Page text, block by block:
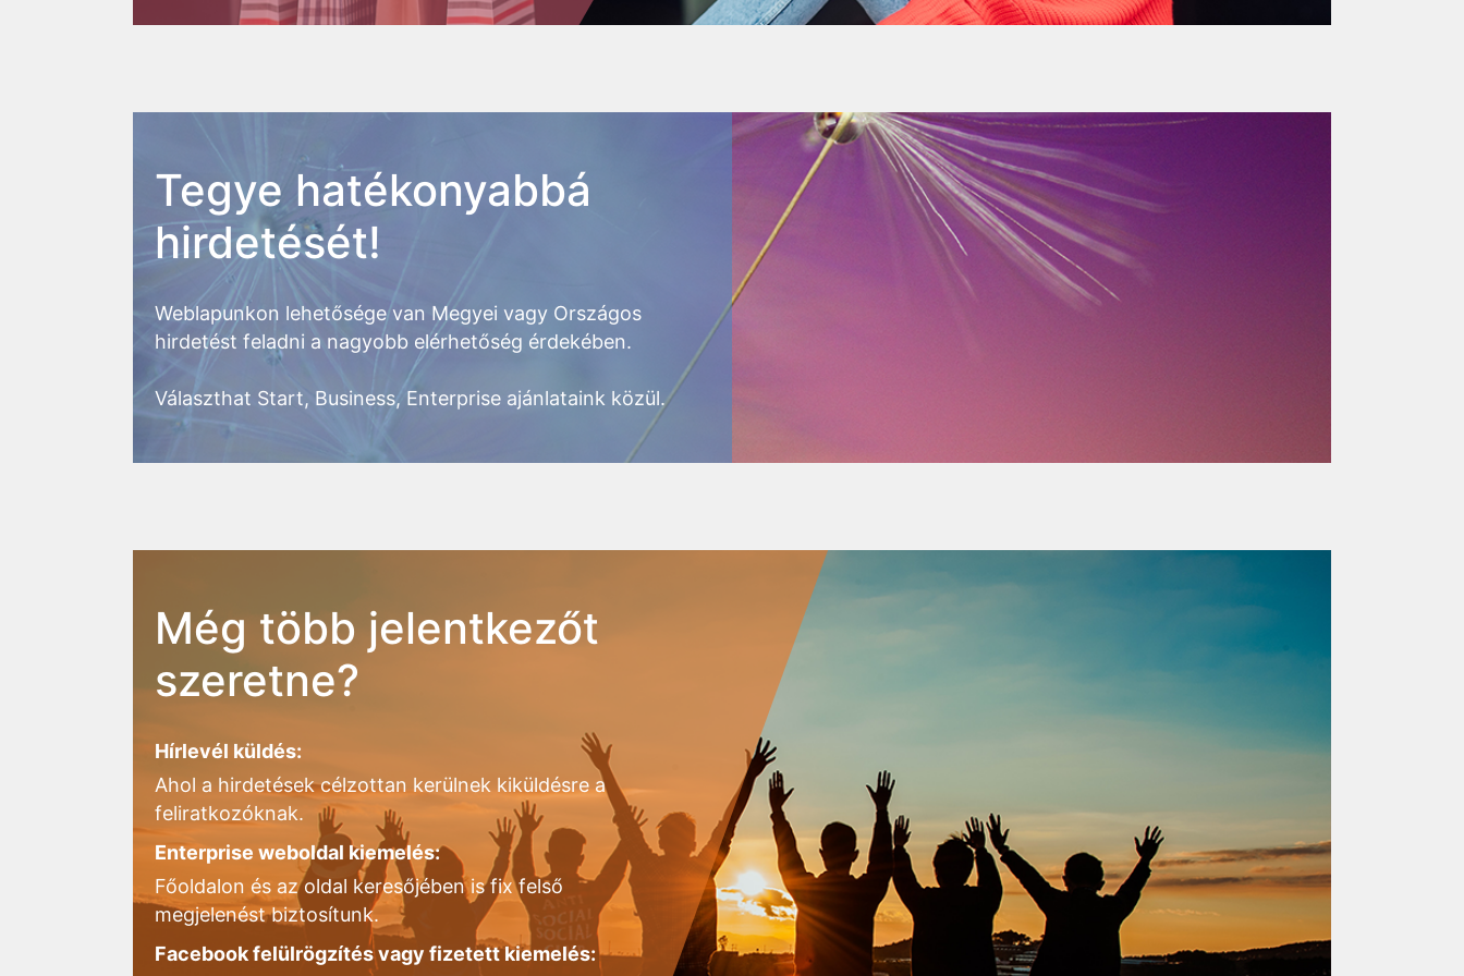
Tegye hatékonyabbá
hirdetését!
Weblapunkon lehetősége van Megyei vagy Országos
hirdetést feladni a nagyobb elérhetőség érdekében.
Választhat Start, Business, Enterprise ajánlataink közül.
Még több jelentkezőt
szeretne?
Hírlevél küldés:
Ahol a hirdetések célzottan kerülnek kiküldésre a
feliratkozóknak.
Enterprise weboldal kiemelés:
Főoldalon és az oldal keresőjében is fix felső
megjelenést biztosítunk.
Facebook felülrögzítés vagy fizetett kiemelés: